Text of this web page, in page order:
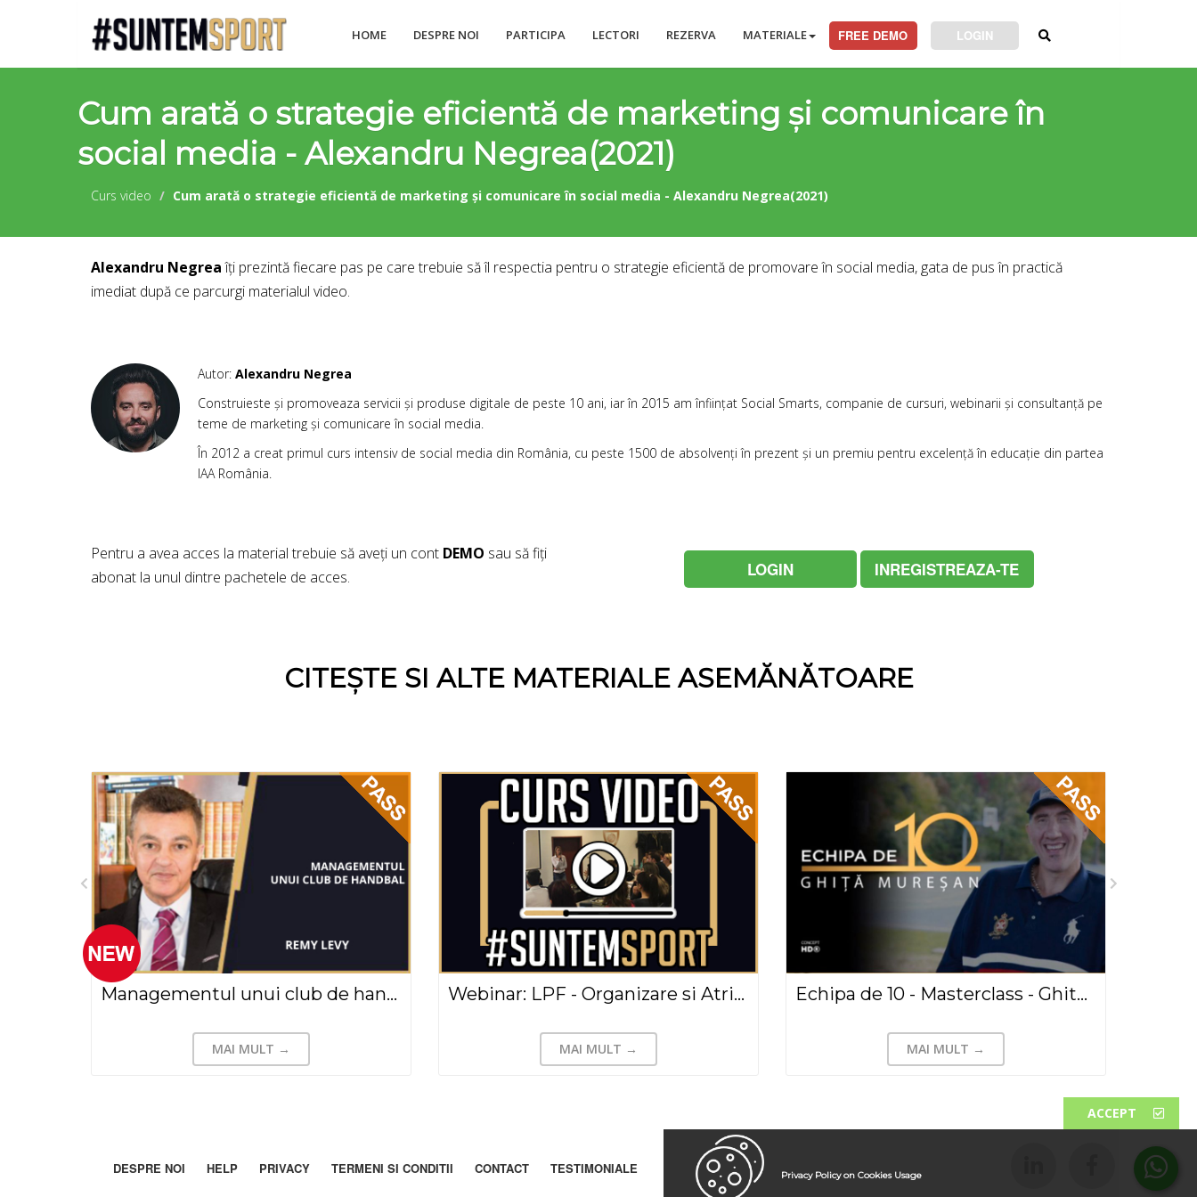
HOME DESPRE NOI PARTICIPA LECTORI REZERVA MATERIALE FREE DEMO LOGIN
Cum arată o strategie eficientă de marketing și comunicare în
social media - Alexandru Negrea(2021)
Curs video Cum arată o strategie eficientă de marketing și comunicare în social media - Alexandru Negrea(2021)
Alexandru Negreaîți prezintă fiecare pas pe care trebuie să îl respectia pentru o strategie eficientă de promovare în social media, gata de pus în practică
imediat după ce parcurgi materialul video.
Autor: Alexandru Negrea
Construieste și promoveaza servicii și produse digitale de peste 10 ani, iar în 2015 am înființat Social Smarts, companie de cursuri, webinarii și consultanță pe
teme de marketing și comunicare în social media.
În 2012 a creat primul curs intensiv de social media din România, cu peste 1500 de absolvenți în prezent și un premiu pentru excelență în educație din partea
IAA România.
Pentru a avea acces la material trebuie să aveți un cont DEMO sau să fiți
abonat la unul dintre pachetele de acces.
LOGIN INREGISTREAZA-TE
CITEȘTE SI ALTE MATERIALE ASEMĂNĂTOARE
Managementul unui club de handbal, Remy Levy (2023)
MAI MULT →
Webinar: LPF - Organizare si Atribuții, Justin Stefan(2020)
MAI MULT →
Echipa de 10 - Masterclass - Ghita Muresan(2020)
MAI MULT →
DESPRE NOI HELP PRIVACY TERMENI SI CONDITII CONTACT TESTIMONIALE Privacy Policy on Cookies Usage
ACCEPT